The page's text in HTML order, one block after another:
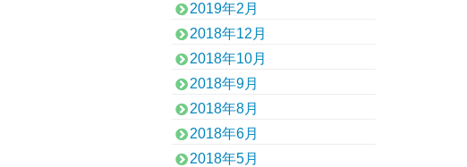
2019年2月
2018年12月
2018年10月
2018年9月
2018年8月
2018年6月
2018年5月